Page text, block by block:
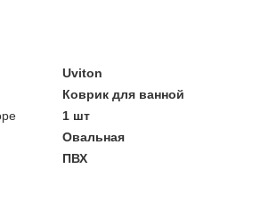
Uviton
Коврик для ванной
1 шт
Овальная
ПВХ